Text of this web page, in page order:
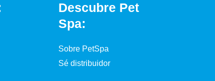
Descubre Pet
Spa:
Sobre PetSpa
Sé distribuidor